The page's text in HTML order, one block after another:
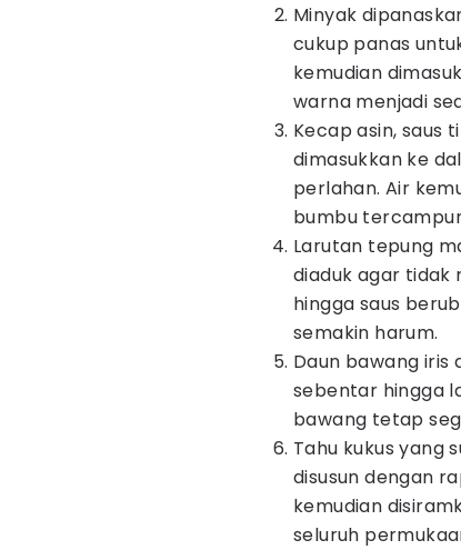
Minyak
cukup panas
kemudian
warna menjadi
Kecap asin, saus
dimasukkan ke
perlahan. Air
bumbu
Larutan tepung
diaduk agar tidak
hingga saus
semakin harum.
Daun bawang iris
sebentar hingga
bawang tetap
Tahu kukus yang
disusun dengan
kemudian
seluruh